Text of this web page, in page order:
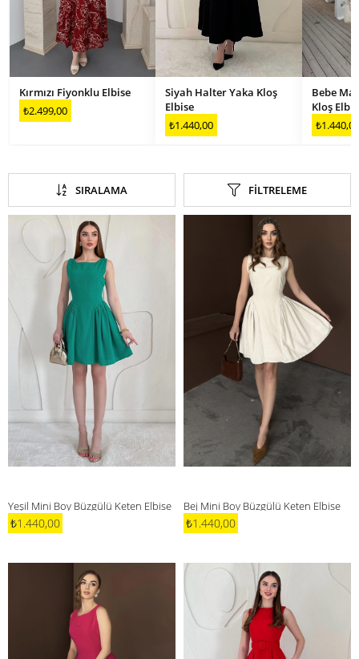
Kırmızı Fiyonklu Elbise
₺2.499,00
Siyah Halter Yaka Kloş
Elbise
₺1.440,00
Bebe
Kloş
₺1.440,00
FILTRELEME
SIRALAMA
Yeşil Mini Boy Büzgülü Keten Elbise
₺1.440,00
Bej Mini Boy Büzgülü Keten Elbise
₺1.440,00